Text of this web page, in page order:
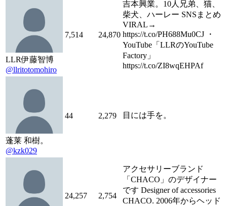
LLR伊藤智博
@llritotomohiro
7,514 24,870
吉本興業。10人兄弟、猫、
柴犬、ハーレー SNSまとめ
VIRAL→
https://t.co/PH688Mu0CJ ・
YouTube「LLRのYouTube
Factory」
https://t.co/ZI8wqEHPAf
蓬莱 和樹。
@kzk029
44 2,279 目には手を。
24,257 2,754
アクセサリーブランド
「CHACO」のデザイナー
です Designer of accessories
CHACO. 2006年からヘッド